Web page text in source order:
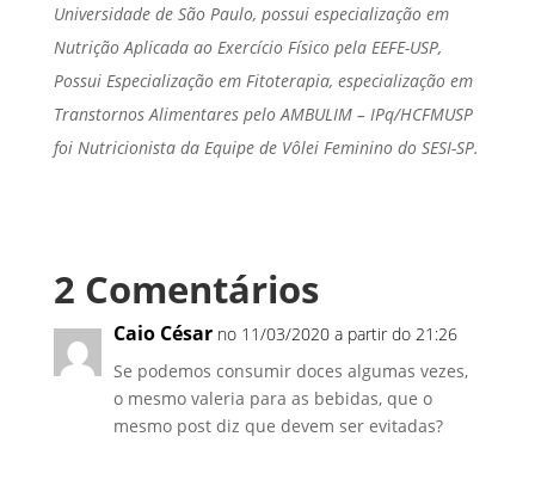
Universidade de São Paulo, possui especialização em
Nutrição Aplicada ao Exercício Físico pela EEFE-USP,
Possui Especialização em Fitoterapia, especialização em
Transtornos Alimentares pelo AMBULIM – IPq/HCFMUSP
foi Nutricionista da Equipe de Vôlei Feminino do SESI-SP.
2 Comentários
Caio César no 11/03/2020 a partir do 21:26
Se podemos consumir doces algumas vezes,
o mesmo valeria para as bebidas, que o
mesmo post diz que devem ser evitadas?